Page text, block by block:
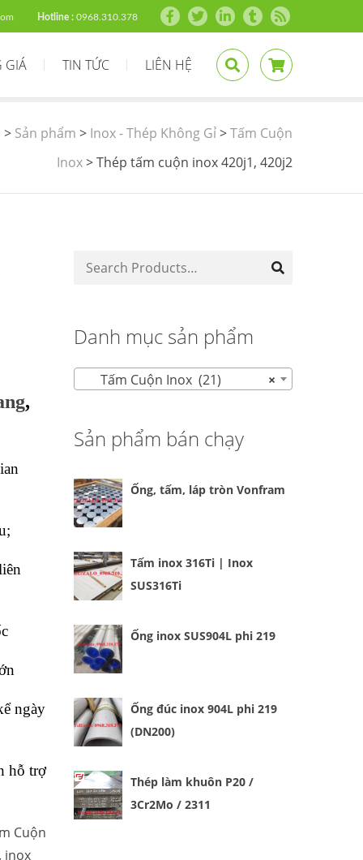
Hotline : 0968.310.378
GIÁ TIN TỨC LIÊN HỆ
> Sản phẩm > Inox - Thép Không Gỉ>Tấm Cuộn
Inox>Thép tấm cuộn inox 420j1, 420j2
,
ngày
hỗ trợ
Cuộn
, inox
Danh mục sản phẩm
×
Tấm Cuộn Inox (21)
Sản phẩm bán chạy
Ống, tấm, láp tròn Vonfram
Tấm inox 316Ti | Inox
SUS316Ti
Ống inox SUS904L phi 219
Ống đúc inox 904L phi 219
(DN200)
Thép làm khuôn P20 /
3Cr2Mo / 2311